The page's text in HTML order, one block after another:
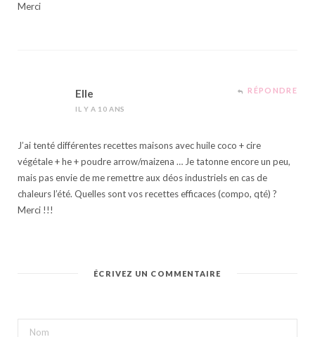
Merci
Elle
IL Y A 10 ANS
RÉPONDRE
J’ai tenté différentes recettes maisons avec huile coco + cire
végétale + he + poudre arrow/maizena … Je tatonne encore un peu,
mais pas envie de me remettre aux déos industriels en cas de
chaleurs l’été. Quelles sont vos recettes efficaces (compo, qté) ?
Merci !!!
ÉCRIVEZ UN COMMENTAIRE